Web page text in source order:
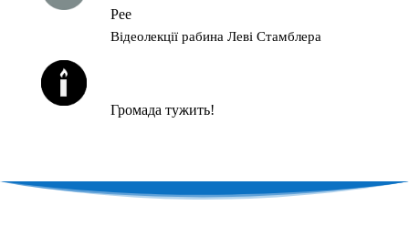
Рее
Відеолекції рабина Леві Стамблера
Громада тужить!